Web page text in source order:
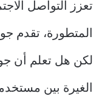
تعزز التواصل
المتطورة، تقدم
لكن هل تعلم أن
الغيرة بين